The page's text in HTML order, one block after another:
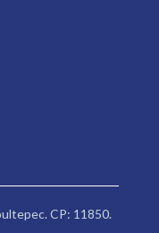
CP: 11850.